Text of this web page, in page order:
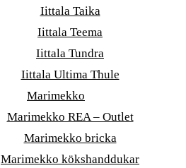
Iittala Taika
Iittala Teema
Iittala Tundra
Iittala Ultima Thule
Marimekko
Marimekko REA – Outlet
Marimekko bricka
Marimekko kökshanddukar